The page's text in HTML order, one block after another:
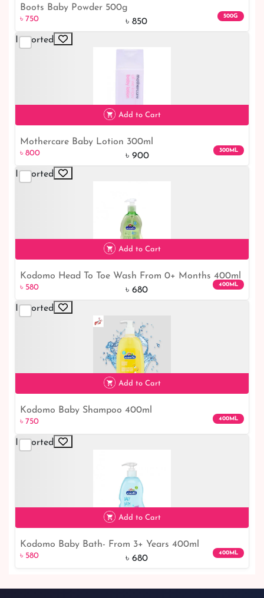
৳ 750 12% off
Boots Baby Powder 500g
৳ 750 ৳ 850
500G
Imported
৳ 80011% off
Add to Cart
Mothercare Baby Lotion 300ml
৳ 800 ৳ 900
300ML
Imported
৳ 58015% off
Add to Cart
Kodomo Head To Toe Wash From 0+ Months 400ml
৳ 580 ৳ 680
400ML
Imported
৳ 750
Add to Cart
Kodomo Baby Shampoo 400ml
৳ 750 400ML
Imported
৳ 58015% off
Add to Cart
Kodomo Baby Bath- From 3+ Years 400ml
৳ 580 ৳ 680
400ML